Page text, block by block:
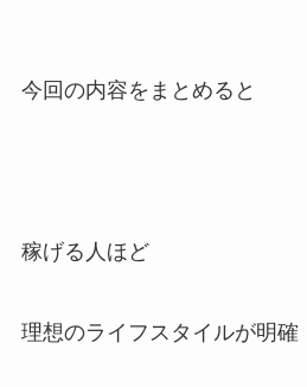
今回の内容をまとめると
稼げる人ほど
理想のライフスタイルが明確